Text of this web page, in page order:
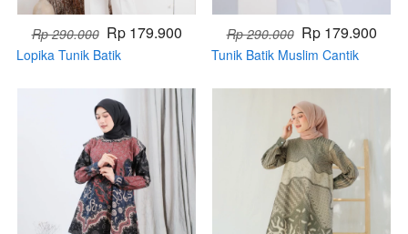
Rp 290.000 Rp 179.900
Lopika Tunik Batik
Rp 290.000 Rp 179.900
Tunik Batik Muslim Cantik